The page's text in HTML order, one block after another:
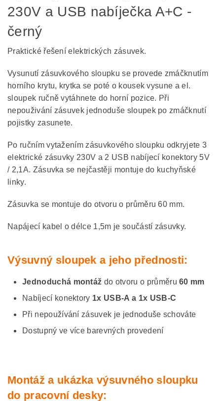
230V a USB nabíječka A+C -
černý
Praktické řešení elektrických zásuvek.
Vysunutí zásuvkového sloupku se provede zmáčknutím
horního krytu, krytka se poté o kousek vysune a el.
sloupek ručně vytáhnete do horní pozice. Při
nepouživání zásuvek jednoduše sloupek po zmáčknutí
pojistky zasunete.
Po ručním vytažením zásuvkového sloupku odkryjete 3
elektrické zásuvky 230V a 2 USB nabíjecí konektory 5V
/ 2,1A. Zásuvka se nejčastěji montuje do kuchyňské
linky.
Zásuvka se montuje do otvoru o průměru 60 mm.
Napájecí kabel o délce 1,5m je součástí zásuvky.
Výsuvný sloupek a jeho přednosti:
Jednoduchá montáž do otvoru o průměru 60 mm
Nabíjecí konektory 1x USB-A a 1x USB-C
Při nepoužívání zásuvek je jednoduše schováte
Dostupný ve více barevných provedení
Montáž a ukázka výsuvného sloupku
do pracovní desky: